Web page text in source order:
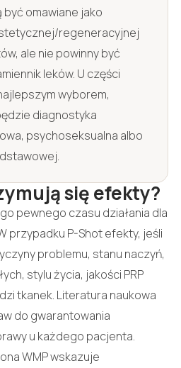
być omawiane jako
regeneracyjnej
ale nie powinny być
leków. U części
wyborem,
diagnostyka
psychoseksualna albo
się efekty?
pewnego czasu działania dla
przypadku P-Shot efekty, jeśli
problemu, stanu naczyń,
stylu życia, jakości PRP
tkanek. Literatura naukowa
do gwarantowania
u każdego pacjenta.
WMP wskazuje